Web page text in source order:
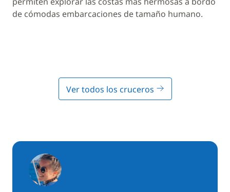
de cómodas embarcaciones de tamaño humano.
Ver todos los cruceros